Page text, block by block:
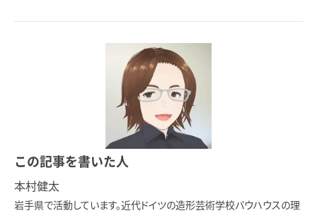
この記事を書いた人
本村健太
岩手県で活動しています。近代ドイツの造形芸術学校バウハウスの理